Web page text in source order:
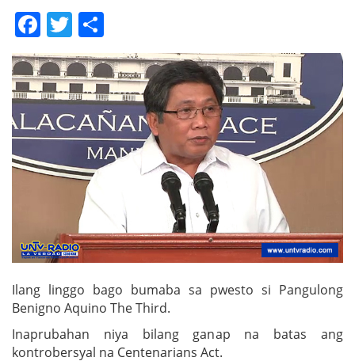
Facebook
Twitter
Ilang linggo bago bumaba sa pwesto si Pangulong
Benigno Aquino The Third.
Inaprubahan niya bilang ganap na batas ang
kontrobersyal na Centenarians Act.